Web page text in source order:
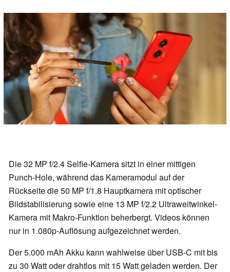
Die 32 MP f/2.4 Selfie-Kamera sitzt in einer mittigen
Punch-Hole, während das Kameramodul auf der
Rückseite die 50 MP f/1.8 Hauptkamera mit optischer
Bildstabilisierung sowie eine 13 MP f/2.2 Ultraweitwinkel-
Kamera mit Makro-Funktion beherbergt. Videos können
nur in 1.080p-Auflösung aufgezeichnet werden.
Der 5.000 mAh Akku kann wahlweise über USB-C mit bis
zu 30 Watt oder drahtlos mit 15 Watt geladen werden. Der